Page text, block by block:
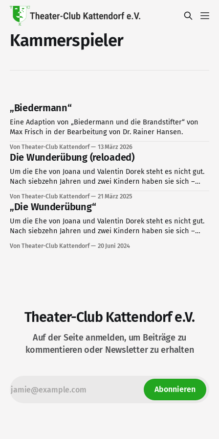
Kammerspieler
„Biedermann“
Eine Adaption von „Biedermann und die Brandstifter“ von
Max Frisch in der Bearbeitung von Dr. Rainer Hansen.
Von Theater-Club Kattendorf 13 März 2026
Die Wunderübung (reloaded)
Um die Ehe von Joana und Valentin Dorek steht es nicht gut.
Nach siebzehn Jahren und zwei Kindern haben sie sich –
Paartherapeutin soll retten, was allem Anschein nach nicht
mehr zu retten ist.
Von Theater-Club Kattendorf 21 März 2025
„Die Wunderübung“
Um die Ehe von Joana und Valentin Dorek steht es nicht gut.
Nach siebzehn Jahren und zwei Kindern haben sie sich –
Paartherapeutin soll retten, was allem Anschein nach nicht
Von Theater-Club Kattendorf 20 Juni 2024
Theater-Club Kattendorf e.V.
Auf der Seite anmelden, um Beiträge zu
kommentieren oder Newsletter zu erhalten
Abonnieren